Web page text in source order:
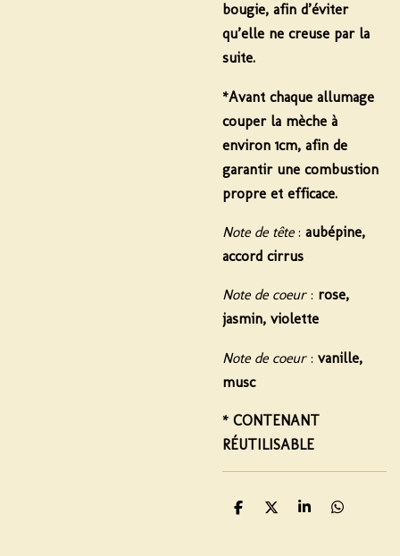
bougie, afin d’éviter
qu’elle ne creuse par la
suite.
*Avant chaque allumage
couper la mèche à
environ 1cm, afin de
garantir une combustion
propre et efficace.
Note de tête: aubépine,
accord cirrus
Note de coeur: rose,
jasmin, violette
Note de coeur: vanille,
musc
* CONTENANT
RÉUTILISABLE
P
P
P
P